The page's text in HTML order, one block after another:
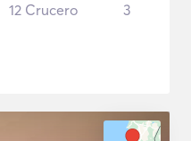
12 Crucero 3